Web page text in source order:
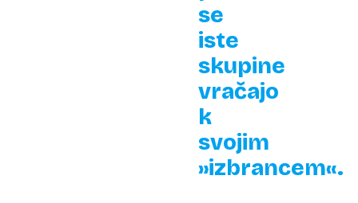
se
iste
skupine
vračajo
k
svojim
»izbrancem«.